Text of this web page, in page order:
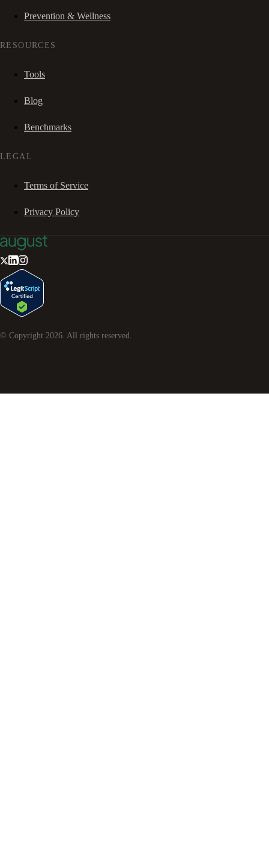
Prevention & Wellness
RESOURCES
Tools
Blog
Benchmarks
LEGAL
Terms of Service
Privacy Policy
© Copyright 2026. All rights reserved.